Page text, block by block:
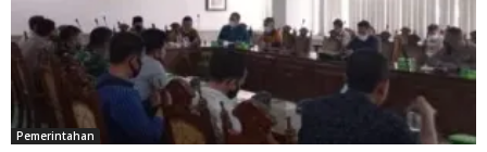
Pemerintahan